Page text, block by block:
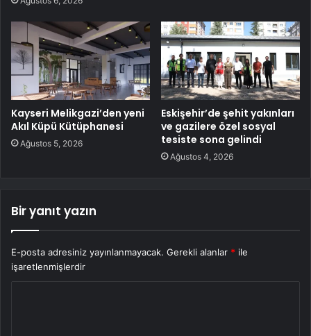
Kayseri Melikgazi’den yeni
Akıl Küpü Kütüphanesi
Ağustos 5, 2026
Eskişehir’de şehit yakınları
ve gazilere özel sosyal
tesiste sona gelindi
Ağustos 4, 2026
Bir yanıt yazın
E-posta adresiniz yayınlanmayacak. Gerekli alanlar * ile
işaretlenmişlerdir